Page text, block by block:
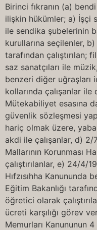
Birinci fıkranın (a)
ilişkin hükümler; a) İşçi
ile sendika şubelerinin
kurullarına seçilenler,
tarafından
saz sanatçıları ile
benzeri diğer uğraşları
kollarında çalışanlar
Mütekabiliyet esasına
güvenlik sözleşmesi
hariç olmak üzere,
akdi ile çalışanlar, d) 2/
Mallarının Korunması
çalıştırılanlar, e) 24/4/
Hıfzısıhha Kanununda
Eğitim Bakanlığı
öğretici olarak
ücreti karşılığı görev
Memurları Kanununun